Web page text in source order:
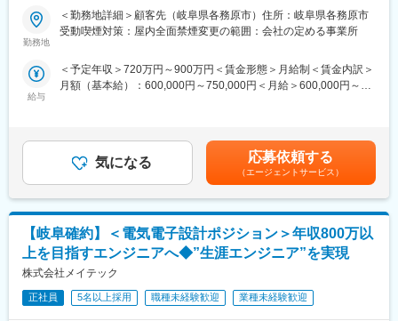
＜教育・研修体制＞
長年構築してきた教育・研修体制により、エンジニアは常に顧客
力となる人材を育成します。さらに、コミュニケーション力や業
務推進力といった人間力も向上させ、現場のチーム力アップに貢
変更の範囲：会社の定める業務
■具体的な職務内容：
・構想検討から設計・開発まで幅広い領域に携わるポジションで
す。
・内部システム（電気・制御系）の設計・開発
・試験・評価および不具合分析、改善対応
■魅力ポイント：
・宇宙機器では今後様々な電装品が搭載されることが予測され、
構想段階から開発フェーズに携われる事、また宇宙事業の発注元
からの依頼事項を高フェーズで対応する立場での業務経験は今後
の宇宙事業でのエンジニア人生に大きなプラスになることが想定
されます。
勤務地
＜勤務地詳細＞顧客先（岐阜県各務原市）住所：岐阜県各務原市
受動喫煙対策：屋内全面禁煙変更の範囲：会社の定める事業所
給与
＜予定年収＞720万円～900万円＜賃金形態＞月給制＜賃金内訳＞
月額（基本給）：600,000円～750,000円＜月給＞600,000円～
気になる 応募依頼する
（エージェントサービス）
【岐阜確約】＜電気電子設計ポジション＞年収800万以
上を目指すエンジニアへ◆”生涯エンジニア”を実現
株式会社メイテック
正社員 5名以上採用 職種未経験歓迎 業種未経験歓迎